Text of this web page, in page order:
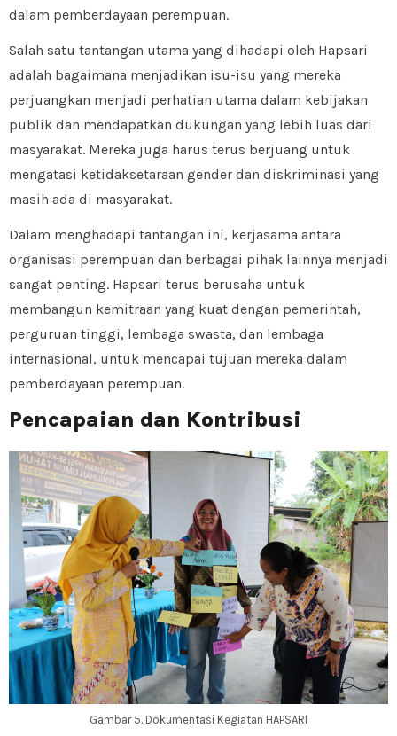
dalam pemberdayaan perempuan.
Salah satu tantangan utama yang dihadapi oleh Hapsari
adalah bagaimana menjadikan isu-isu yang mereka
perjuangkan menjadi perhatian utama dalam kebijakan
publik dan mendapatkan dukungan yang lebih luas dari
masyarakat. Mereka juga harus terus berjuang untuk
mengatasi ketidaksetaraan gender dan diskriminasi yang
masih ada di masyarakat.
Dalam menghadapi tantangan ini, kerjasama antara
organisasi perempuan dan berbagai pihak lainnya menjadi
sangat penting. Hapsari terus berusaha untuk
membangun kemitraan yang kuat dengan pemerintah,
perguruan tinggi, lembaga swasta, dan lembaga
internasional, untuk mencapai tujuan mereka dalam
pemberdayaan perempuan.
Pencapaian dan Kontribusi
Gambar 5. Dokumentasi Kegiatan HAPSARI